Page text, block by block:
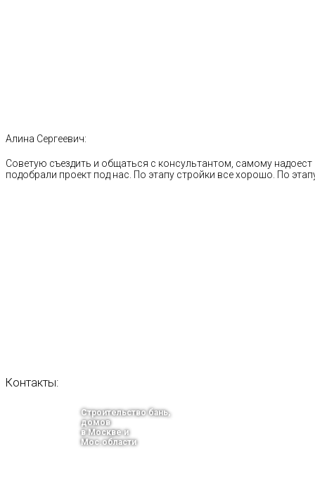
Алина Сергеевич:
Советую съездить и общаться с консультантом, самому
подобрали проект под нас. По этапу стройки все хорошо. По
Контакты:
Строительство бань,
домов
в Москве и
Мос.области